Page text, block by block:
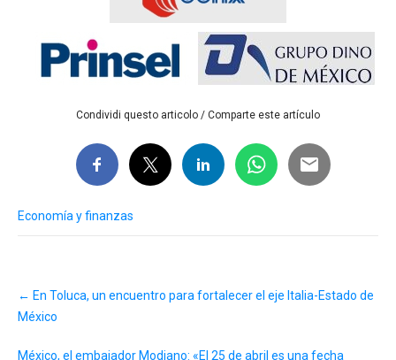
Condividi questo articolo / Comparte este artículo
Economía y finanzas
navigation
← En Toluca, un encuentro para fortalecer el eje Italia-Estado de
México
México, el embajador Modiano: «El 25 de abril es una fecha